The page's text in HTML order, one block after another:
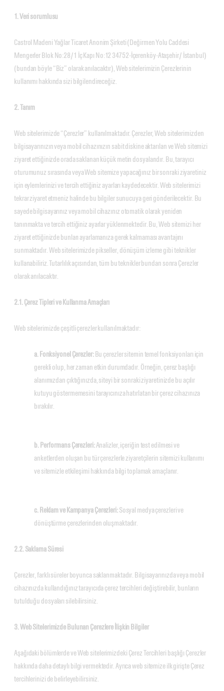
1. Veri sorumlusu
Castrol Madeni Yağlar Ticaret Anonim Şirketi (Değirmen Yolu Caddesi
Mengerler Blok No:28/1 İç Kapı No:12 34752-İçerenköy-Ataşehir/ İstanbul)
(bundan böyle “Biz” olarak anılacaktır), Web sitelerimizin Çerezlerinin
kullanımı hakkında sizi bilgilendireceğiz.
2. Tanım
Web sitelerimizde “Çerezler” kullanılmaktadır. Çerezler, Web sitelerimizden
bilgisayarınızın veya mobil cihazınızın sabit diskine aktarılan ve Web sitemizi
ziyaret ettiğinizde orada saklanan küçük metin dosyalarıdır. Bu, tarayıcı
oturumunuz sırasında veya Web sitemize yapacağınız bir sonraki ziyaretiniz
için eylemlerinizi ve tercih ettiğiniz ayarları kaydedecektir. Web sitelerimizi
tekrar ziyaret etmeniz halinde bu bilgiler sunucuya geri gönderilecektir. Bu
sayede bilgisayarınız veya mobil cihazınız otomatik olarak yeniden
tanınmakta ve tercih ettiğiniz ayarlar yüklenmektedir. Bu, Web sitemizi her
ziyaret ettiğinizde bunları ayarlamanıza gerek kalmaması avantajını
sunmaktadır. Web sitelerimizde pikseller, dönüşüm izleme gibi teknikler
kullanabiliriz. Tutarlılık açısından, tüm bu teknikler bundan sonra Çerezler
olarak anılacaktır.
2.1. Çerez Tipleri ve Kullanma Amaçları
Web sitelerimizde çeşitli çerezler kullanılmaktadır:
a. Fonksiyonel Çerezler:Bu çerezler sitemin temel fonksiyonları için
gerekli olup, her zaman etkin durumdadır. Örneğin, çerez başlığı
alanımızdan çıktığınızda, siteyi bir sonraki ziyaretinizde bu açılır
kutuyu göstermemesini tarayıcınıza hatırlatan bir çerez cihazınıza
bırakılır.
b. Performans Çerezleri:Analizler, içeriğin test edilmesi ve
anketlerden oluşan bu tür çerezlerle ziyaretçilerin sitemizi kullanımı
ve sitemizle etkileşimi hakkında bilgi toplamak amaçlanır.
c. Reklam ve Kampanya Çerezleri:Sosyal medya çerezleri ve
dönüştürme çerezlerinden oluşmaktadır.
2.2. Saklama Süresi
Çerezler, farklı süreler boyunca saklanmaktadır. Bilgisayarınızda veya mobil
cihazınızda kullandığınız tarayıcıda çerez tercihleri değiştirebilir, bunların
tutulduğu dosyaları silebilirsiniz.
3. Web Sitelerimizde Bulunan Çerezlere İlişkin Bilgiler
Aşağıdaki bölümlerde ve Web sitelerimizdeki Çerez Tercihleri başlığı Çerezler
hakkında daha detaylı bilgi vermektedir. Ayrıca web sitemize ilk girişte Çerez
tercihlerinizi de belirleyebilirsiniz.